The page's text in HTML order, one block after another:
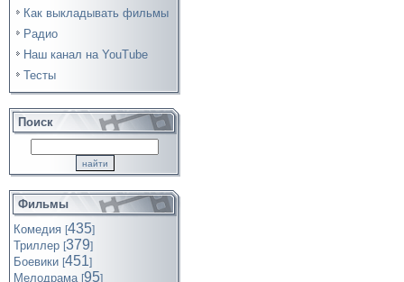
Как выкладывать фильмы
Радио
Наш канал на YouTube
Тесты
Поиск
Фильмы
Комедия [435]
Триллер [379]
Боевики [451]
Мелодрама [95]